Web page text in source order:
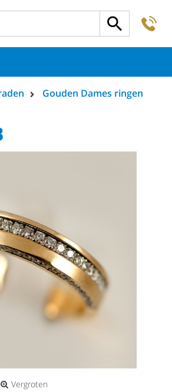
Gouden Dames ringen
Vergroten